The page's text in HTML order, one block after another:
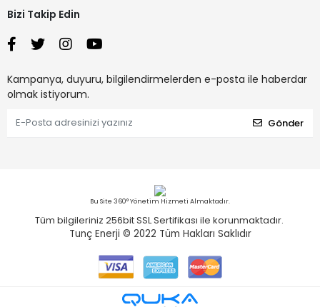
Bizi Takip Edin
Kampanya, duyuru, bilgilendirmelerden e-posta ile haberdar
olmak istiyorum.
Gönder
Bu Site 360° Yönetim Hizmeti Almaktadır.
Tüm bilgileriniz 256bit SSL Sertifikası ile korunmaktadır.
Tunç Enerji © 2022 Tüm Hakları Saklıdır